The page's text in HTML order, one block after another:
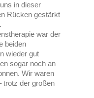
in dieser
Rücken gestärkt
war der
beiden
wieder gut
sogar noch an
Wir waren
trotz der großen